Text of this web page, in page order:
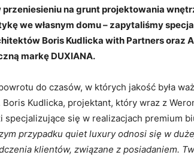
na grunt projektowania
we własnym domu – zapytaliśmy
Boris Kudlicka with Partners oraz
markę DUXIANA.
do czasów, w których jakość była
Kudlicka, projektant, który wraz z
specjalizujące się w realizacjach premium
przypadku quiet luxury odnosi się w
klientów, związane z posiadaniem.